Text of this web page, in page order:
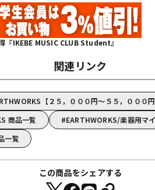
『IKEBE MUSIC CLUB Student』
関連リンク
【２５，０００円～５５，０００
商品一覧
EARTHWORKS/楽器用マ
一覧
この商品をシェアする